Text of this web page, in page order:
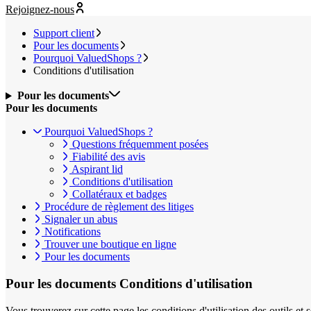
Rejoignez-nous
Support client
Pour les documents
Pourquoi ValuedShops ?
Conditions d'utilisation
Pour les documents
Pour les documents
Pourquoi ValuedShops ?
Questions fréquemment posées
Fiabilité des avis
Aspirant lid
Conditions d'utilisation
Collatéraux et badges
Procédure de règlement des litiges
Signaler un abus
Notifications
Trouver une boutique en ligne
Pour les documents
Pour les documents Conditions d'utilisation